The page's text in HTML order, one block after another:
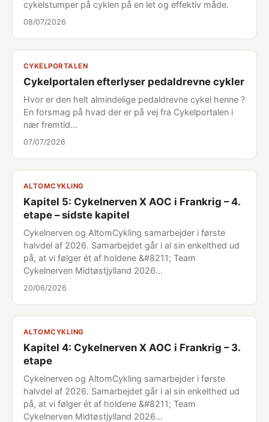
cykelstumper på cyklen på en let og effektiv måde.
08/07/2026
CYKELPORTALEN
Cykelportalen efterlyser pedaldrevne cykler
Hvor er den helt almindelige pedaldrevne cykel henne ?
En forsmag på hvad der er på vej fra Cykelportalen i
nær fremtid...
07/07/2026
ALTOMCYKLING
Kapitel 5: Cykelnerven X AOC i Frankrig – 4.
etape – sidste kapitel
Cykelnerven og AltomCykling samarbejder i første
halvdel af 2026. Samarbejdet går i al sin enkelthed ud
på, at vi følger ét af holdene &#8211; Team
Cykelnerven Midtøstjylland 2026…
20/06/2026
ALTOMCYKLING
Kapitel 4: Cykelnerven X AOC i Frankrig – 3.
etape
Cykelnerven og AltomCykling samarbejder i første
halvdel af 2026. Samarbejdet går i al sin enkelthed ud
på, at vi følger ét af holdene &#8211; Team
Cykelnerven Midtøstjylland 2026…